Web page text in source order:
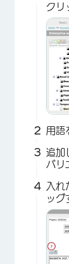
クリ
用語
追加
バリ
入れ
ッグ